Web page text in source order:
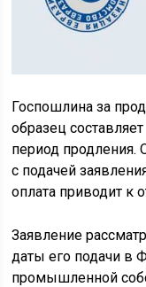
Госпошлина за
образец
период продления.
с подачей
оплата приводит к
Заявление
даты его подачи в
промышленной